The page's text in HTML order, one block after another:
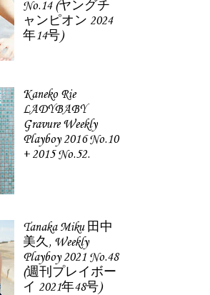
No.14 (ヤングチ
ャンピオン 2024
年14号)
Kaneko Rie
LADYBABY
Gravure Weekly
Playboy 2016 No.10
+ 2015 No.52.
Tanaka Miku 田中
美久, Weekly
Playboy 2021 No.48
(週刊プレイボー
イ 2021年48号)